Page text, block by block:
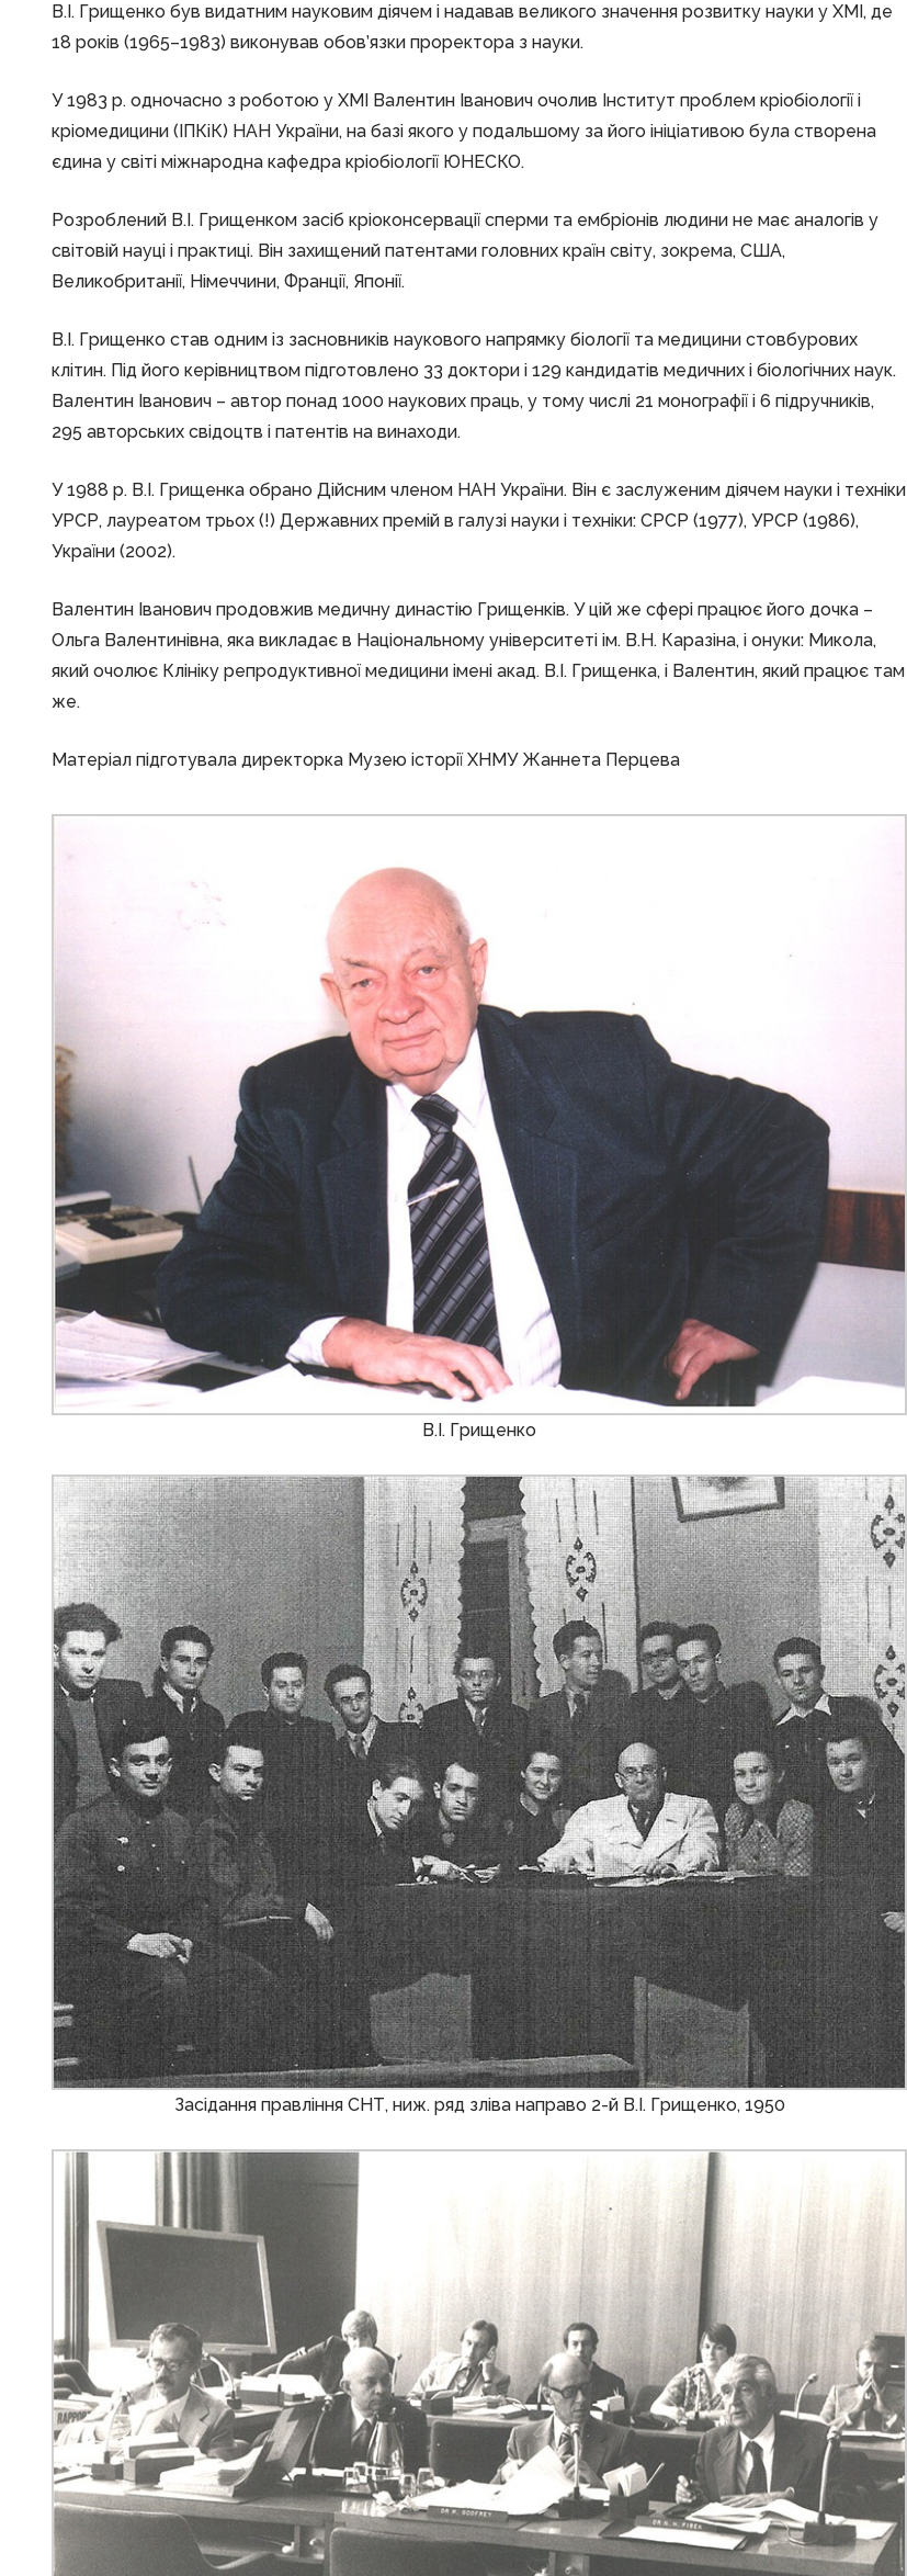
В.І. Грищенко був видатним науковим діячем і надавав великого значення розвитку науки у ХМІ, де
18 років (1965–1983) виконував обов’язки проректора з науки.
У 1983 р. одночасно з роботою у ХМІ Валентин Іванович очолив Інститут проблем кріобіології і
кріомедицини (ІПКіК) НАН України, на базі якого у подальшому за його ініціативою була створена
єдина у світі міжнародна кафедра кріобіології ЮНЕСКО.
Розроблений В.І. Грищенком засіб кріоконсервації сперми та ембріонів людини не має аналогів у
світовій науці і практиці. Він захищений патентами головних країн світу, зокрема, США,
Великобританії, Німеччини, Франції, Японії.
В.І. Грищенко став одним із засновників наукового напрямку біології та медицини стовбурових
клітин. Під його керівництвом підготовлено 33 доктори і 129 кандидатів медичних і біологічних наук.
Валентин Іванович – автор понад 1000 наукових праць, у тому числі 21 монографії і 6 підручників,
295 авторських свідоцтв і патентів на винаходи.
У 1988 р. В.І. Грищенка обрано Дійсним членом НАН України. Він є заслуженим діячем науки і техніки
УРСР, лауреатом трьох (!) Державних премій в галузі науки і техніки: СРСР (1977), УРСР (1986),
України (2002).
Валентин Іванович продовжив медичну династію Грищенків. У цій же сфері працює його дочка –
Ольга Валентинівна, яка викладає в Національному університеті ім. В.Н. Каразіна, і онуки: Микола,
який очолює Клініку репродуктивної медицини імені акад. В.І. Грищенка, і Валентин, який працює там
же.
Матеріал підготувала директорка Музею історії ХНМУ Жаннета Перцева
В.І. Грищенко
Засідання правління СНТ, ниж. ряд зліва направо 2-й В.І. Грищенко, 1950